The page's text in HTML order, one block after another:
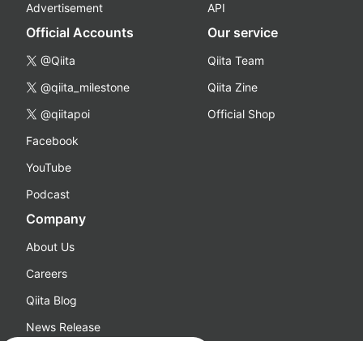
Advertisement
API
Official Accounts
@Qiita
@qiita_milestone
@qiitapoi
Facebook
YouTube
Podcast
Our service
Qiita Team
Qiita Zine
Official Shop
Company
About Us
Careers
Qiita Blog
News Release